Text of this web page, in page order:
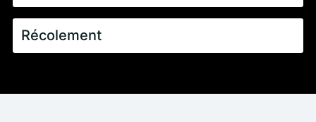
rénovations. Nous effectuons une visite des biens
démontrer d’éventuels dégâts survenus suite au chantier.
Récolement
En cas de malfaçons survenues suite à des travaux, nous